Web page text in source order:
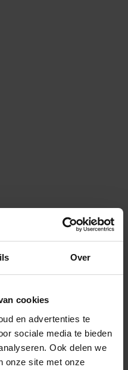
Over
cookies
en advertenties te
sociale media te bieden
Ook delen we
onze site met onze